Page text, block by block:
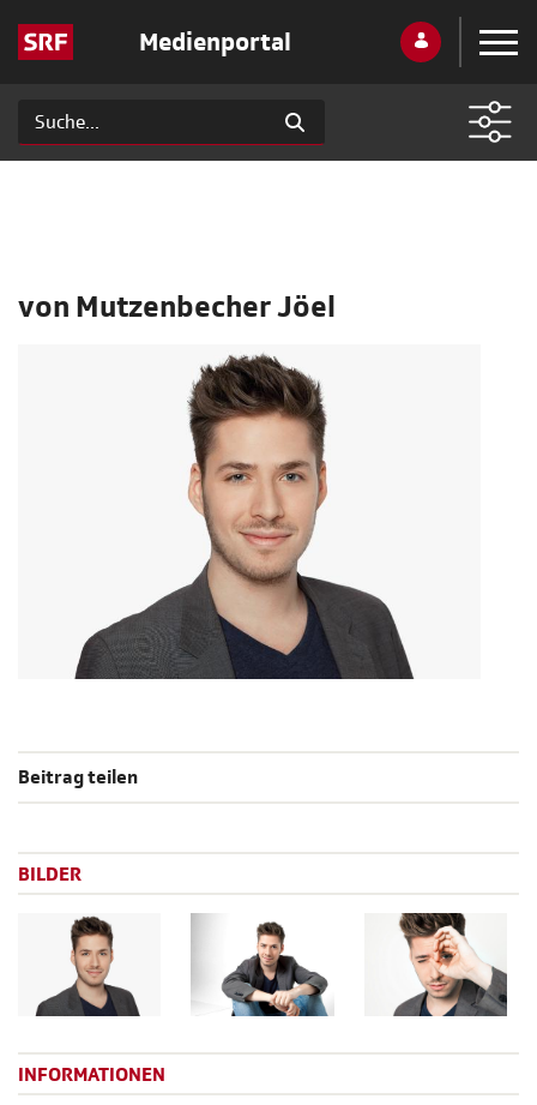
Medienportal
von Mutzenbecher Jöel
Beitrag teilen
BILDER
INFORMATIONEN